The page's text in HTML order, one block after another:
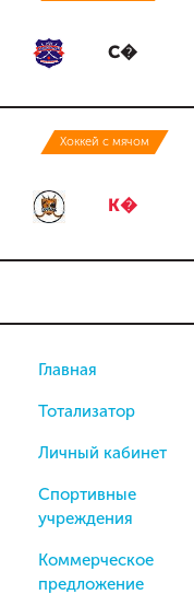
С�
Хоккей с мячом
К�
Главная
Тотализатор
Личный кабинет
Спортивные
учреждения
Коммерческое
предложение